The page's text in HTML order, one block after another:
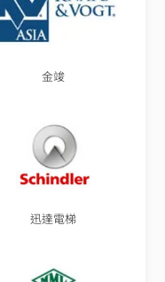
金竣
迅達電梯